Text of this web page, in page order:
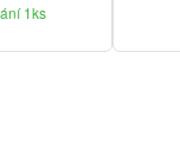
1ks